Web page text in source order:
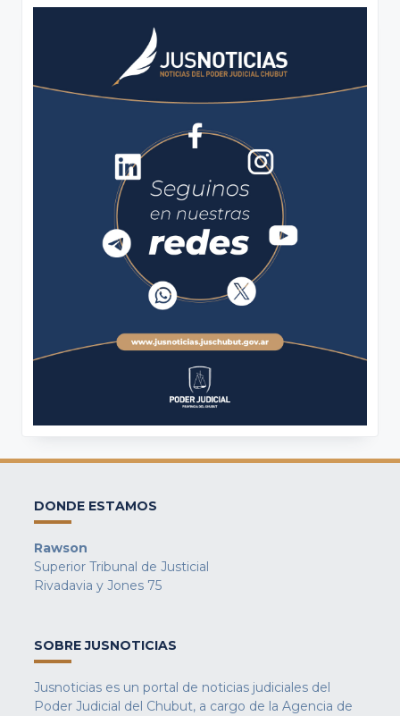
DONDE ESTAMOS
Rawson
Superior Tribunal de Justicial
Rivadavia y Jones 75
SOBRE JUSNOTICIAS
Jusnoticias es un portal de noticias judiciales del
Poder Judicial del Chubut, a cargo de la Agencia de